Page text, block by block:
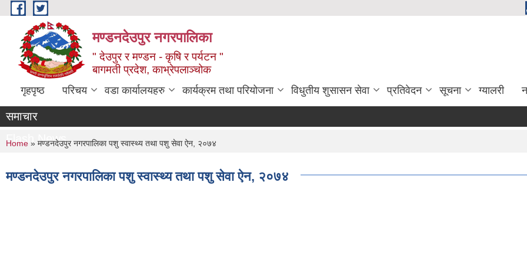
Skip to main content
मण्डनदेउपुर नगरपालिका
" देउपुर र मण्डन - कृषि र पर्यटन "
बागमती प्रदेश, काभ्रेपलाञ्चोक
गृहपृष्ठ परिचय वडा कार्यालयहरु कार्यक्रम तथा परियोजना विधुतीय शुसासन सेवा प्रतिवेदन सूचना ग्यालरी
समाचार
Flash News
You are here
Home » मण्डनदेउपुर नगरपालिका पशु स्वास्थ्य तथा पशु सेवा ऐन, २०७४
मण्डनदेउपुर नगरपालिका पशु स्वास्थ्य तथा पशु सेवा ऐन, २०७४